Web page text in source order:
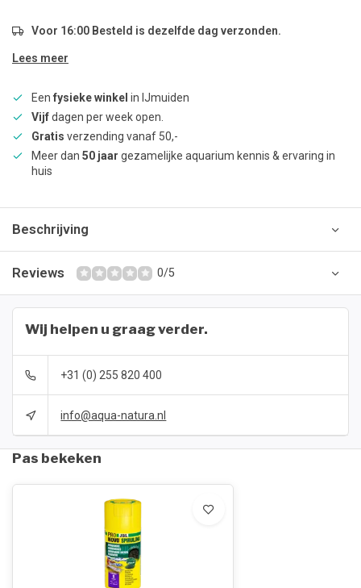
Voor 16:00 Besteld is dezelfde dag verzonden.
Lees meer
Een fysieke winkel in IJmuiden
Vijfdagen per week open.
Gratis verzending vanaf 50,-
Meer dan 50 jaar gezamelijke aquarium kennis & ervaring in
huis
Beschrijving
Reviews 0/5
Wij helpen u graag verder.
+31 (0) 255 820 400
info@aqua-natura.nl
Pas bekeken